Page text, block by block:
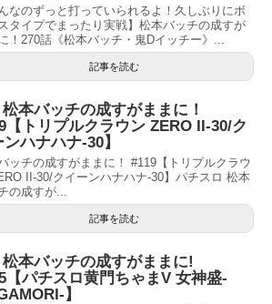
んなのずっと打っていられるよ！久しぶりにボ
タイプでまったり実戦】松本バッチの成すが
！270話《松本バッチ・鬼Dイッチー》...
記事を読む
松本バッチの成すがままに！
【トリプルクラウン ZERO II‐30/ク
ンハナハナ-30】
ッチの成すがままに！ #119【トリプルクラウ
II‐30/クイーンハナハナ-30】パチスロ 松本
の成すが...
記事を読む
松本バッチの成すがままに!
【パチスロ黄門ちゃまV 女神盛-
】